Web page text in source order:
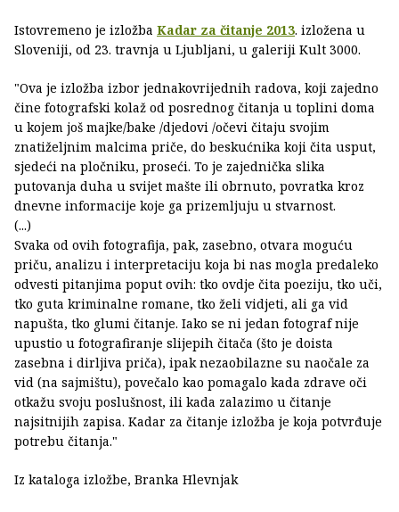
Istovremeno je izložba Kadar za čitanje 2013. izložena u
Sloveniji, od 23. travnja u Ljubljani, u galeriji Kult 3000.
"Ova je izložba izbor jednakovrijednih radova, koji zajedno
čine fotografski kolaž od posrednog čitanja u toplini doma
u kojem još majke/bake /djedovi /očevi čitaju svojim
znatiželjnim malcima priče, do beskućnika koji čita usput,
sjedeći na pločniku, proseći. To je zajednička slika
putovanja duha u svijet mašte ili obrnuto, povratka kroz
dnevne informacije koje ga prizemljuju u stvarnost.
(...)
Svaka od ovih fotografija, pak, zasebno, otvara moguću
priču, analizu i interpretaciju koja bi nas mogla predaleko
odvesti pitanjima poput ovih: tko ovdje čita poeziju, tko uči,
tko guta kriminalne romane, tko želi vidjeti, ali ga vid
napušta, tko glumi čitanje. Iako se ni jedan fotograf nije
upustio u fotografiranje slijepih čitača (što je doista
zasebna i dirljiva priča), ipak nezaobilazne su naočale za
vid (na sajmištu), povečalo kao pomagalo kada zdrave oči
otkažu svoju poslušnost, ili kada zalazimo u čitanje
najsitnijih zapisa. Kadar za čitanje izložba je koja potvrđuje
potrebu čitanja."
Iz kataloga izložbe, Branka Hlevnjak